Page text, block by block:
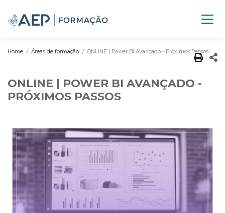
Home Áreas de formação ONLINE | Power BI Avançado - Próximos Passos
ONLINE | POWER BI AVANÇADO -
PRÓXIMOS PASSOS